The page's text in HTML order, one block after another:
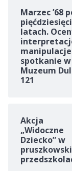
Marzec ’68
latach.
spotkanie w
Muzeum
121
Akcja
„Widoczne
Dziecko” w